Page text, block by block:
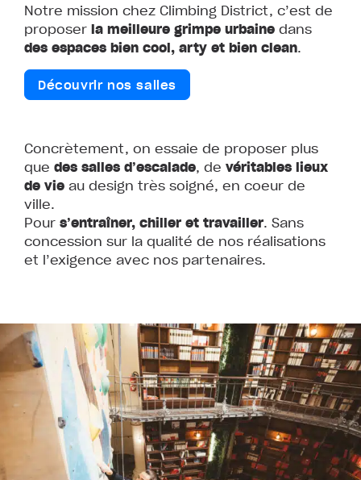
Notre mission chez Climbing District, c’est de
proposer la meilleure grimpe urbaine dans
des espaces bien cool, arty et bien clean.
Découvrir nos salles
Concrètement, on essaie de proposer plus
que des salles d’escalade, de véritables lieux
de vie au design très soigné, en coeur de
ville.
Pour s’entraîner, chiller et travailler. Sans
concession sur la qualité de nos réalisations
et l’exigence avec nos partenaires.